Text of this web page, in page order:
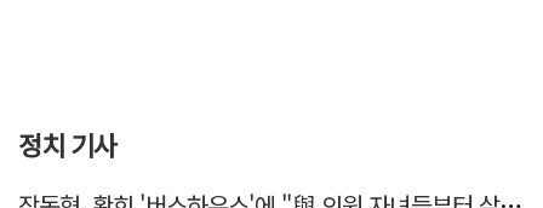
정치 기사